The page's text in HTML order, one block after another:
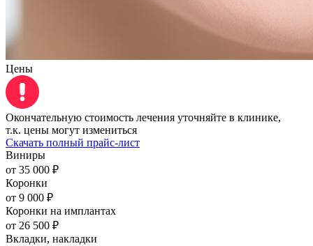
Цены
Окончательную стоимость лечения уточняйте в клинике,
т.к. цены могут измениться
Скачать полный прайс-лист
Виниры
от 35 000 ₽
Коронки
от 9 000 ₽
Коронки на имплантах
от 26 500 ₽
Вкладки, накладки